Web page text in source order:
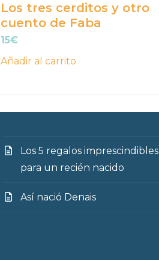
Los tres cerditos y otro
cuento de Faba
15€
Añadir al carrito
Los 5 regalos imprescindibles
para un recién nacido
Así nació Denais